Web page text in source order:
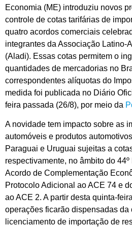
Economia (ME) introduziu novos
controle de cotas tarifárias de
quatro acordos comerciais
integrantes da Associação Latino-
(Aladi). Essas cotas permitem o
quantidades de mercadorias no
correspondentes alíquotas do
medida foi publicada no Diário
feira passada (26/8), por meio da
A novidade tem impacto sobre as
automóveis e produtos
Paraguai e Uruguai sujeitas a
respectivamente, no âmbito do
Acordo de Complementação
Protocolo Adicional ao ACE 74 e
ao ACE 2. A partir desta quinta-
operações ficarão dispensadas da
licenciamento de importação de